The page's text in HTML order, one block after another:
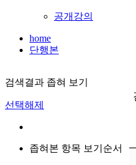
공개강의
home
단행본
검색결과 좁혀 보기
선택해제
좁혀본 항목 보기순서